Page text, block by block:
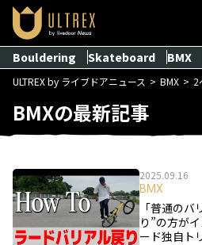
Bouldering Skateboard BMX
ULTREX by ライブドアニュース BMX 2
BMXの最新記事
2025.09.16
BMX
「普通の
り”の方が
ード独自ト